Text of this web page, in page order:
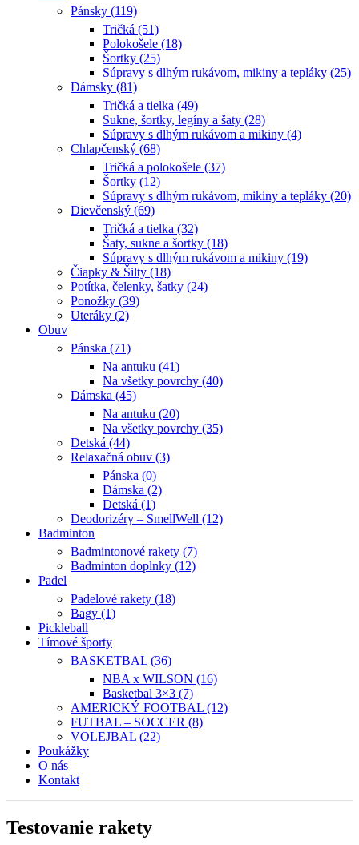
Pánsky (119)
Tričká (51)
Polokošele (18)
Šortky (25)
Súpravy s dlhým rukávom, mikiny a tepláky (25)
Dámsky (81)
Tričká a tielka (49)
Sukne, šortky, legíny a šaty (28)
Súpravy s dlhým rukávom a mikiny (4)
Chlapčenský (68)
Tričká a polokošele (37)
Šortky (12)
Súpravy s dlhým rukávom, mikiny a tepláky (20)
Dievčenský (69)
Tričká a tielka (32)
Šaty, sukne a šortky (18)
Súpravy s dlhým rukávom a mikiny (19)
Čiapky & Šilty (18)
Potítka, čelenky, šatky (24)
Ponožky (39)
Uteráky (2)
Obuv
Pánska (71)
Na antuku (41)
Na všetky povrchy (40)
Dámska (45)
Na antuku (20)
Na všetky povrchy (35)
Detská (44)
Relaxačná obuv (3)
Pánska (0)
Dámska (2)
Detská (1)
Deodorizéry – SmellWell (12)
Badminton
Badmintonové rakety (7)
Badminton doplnky (12)
Padel
Padelové rakety (18)
Bagy (1)
Pickleball
Tímové športy
BASKETBAL (36)
NBA x WILSON (16)
Basketbal 3×3 (7)
AMERICKÝ FOOTBAL (12)
FUTBAL – SOCCER (8)
VOLEJBAL (22)
Poukážky
O nás
Kontakt
Testovanie rakety